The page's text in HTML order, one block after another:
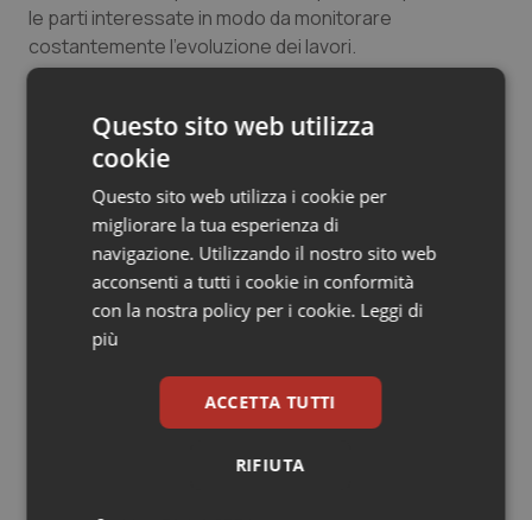
Salute orale & impianti
Tiroide
Tumore al seno
Tumore ovarico
Tumori del Polmone & Testa Collo
Tumori gastrointestinali
Ulcera & Reflusso
le parti interessate in modo da monitorare
costantemente l’evoluzione dei lavori.
18 Maggio 2023
© Riproduzione riservata
Potrebbe interessarti in
Governo e Parlamento
Decreto PA. Un commissario per
Questo sito web utilizza
cookie
Questo sito web utilizza i cookie per
migliorare la tua esperienza di
navigazione. Utilizzando il nostro sito web
acconsenti a tutti i cookie in conformità
con la nostra policy per i cookie. Leggi di
più
ACCETTA TUTTI
RIFIUTA